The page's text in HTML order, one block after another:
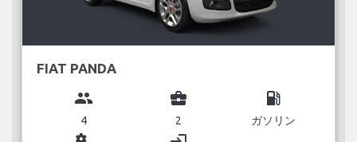
FIAT PANDA
group
4
business_center
2
local_gas_station
ガソリン